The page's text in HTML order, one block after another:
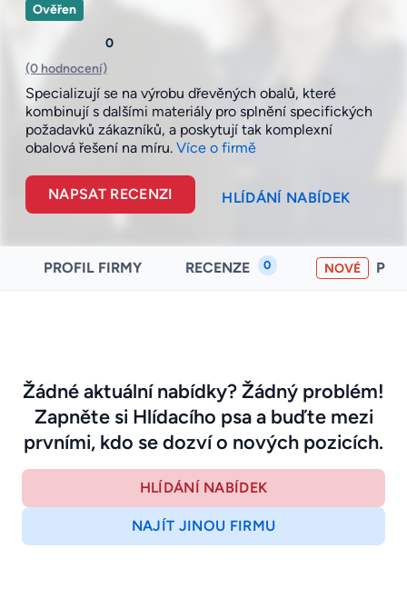
Ověřen
0
(0 hodnocení)
Specializují se na výrobu dřevěných obalů, které
kombinují s dalšími materiály pro splnění specifických
požadavků zákazníků, a poskytují tak komplexní
obalová řešení na míru. Více o firmě
NAPSAT RECENZI HLÍDÁNÍ NABÍDEK
PROFIL FIRMY RECENZE 0 NOVÉ
Žádné aktuální nabídky? Žádný problém!
Zapněte si Hlídacího psa a buďte mezi
prvními, kdo se dozví o nových pozicích.
HLÍDÁNÍ NABÍDEK
NAJÍT JINOU FIRMU